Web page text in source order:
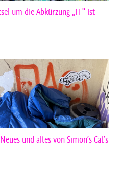
um die Abkürzung „FF” ist
und altes von Simon’s Cat’s